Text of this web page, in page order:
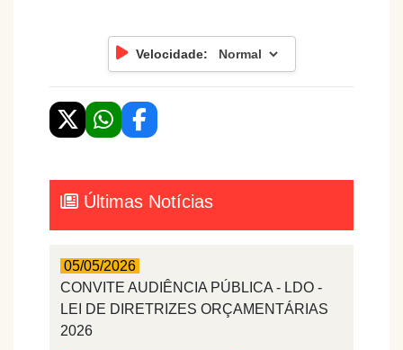
Velocidade:
Últimas Notícias
05/05/2026
CONVITE AUDIÊNCIA PÚBLICA - LDO -
LEI DE DIRETRIZES ORÇAMENTÁRIAS
2026